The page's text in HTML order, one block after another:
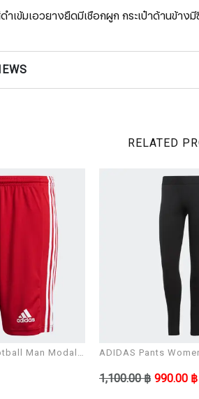
ำเข้มเอวยางยืดมีเชือกผูก กระเป๋าด้านข้า
RELATED
Man Modal
ADIDAS Pants
1,100.00 ฿ 990.00 ฿